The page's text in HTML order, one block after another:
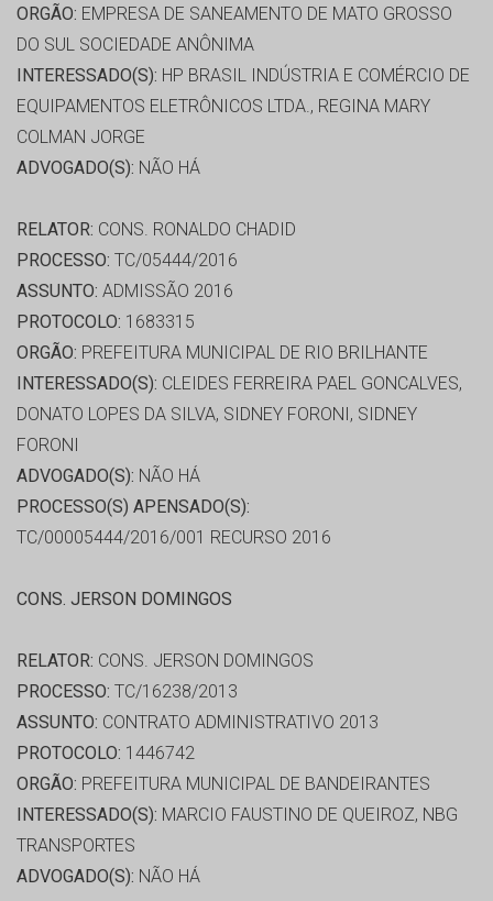
ORGÃO: EMPRESA DE SANEAMENTO DE MATO GROSSO
DO SUL SOCIEDADE ANÔNIMA
INTERESSADO(S): HP BRASIL INDÚSTRIA E COMÉRCIO DE
EQUIPAMENTOS ELETRÔNICOS LTDA., REGINA MARY
COLMAN JORGE
ADVOGADO(S): NÃO HÁ
RELATOR: CONS. RONALDO CHADID
PROCESSO: TC/05444/2016
ASSUNTO: ADMISSÃO 2016
PROTOCOLO: 1683315
ORGÃO: PREFEITURA MUNICIPAL DE RIO BRILHANTE
INTERESSADO(S): CLEIDES FERREIRA PAEL GONCALVES,
DONATO LOPES DA SILVA, SIDNEY FORONI, SIDNEY
FORONI
ADVOGADO(S): NÃO HÁ
PROCESSO(S) APENSADO(S):
TC/00005444/2016/001 RECURSO 2016
CONS. JERSON DOMINGOS
RELATOR: CONS. JERSON DOMINGOS
PROCESSO: TC/16238/2013
ASSUNTO: CONTRATO ADMINISTRATIVO 2013
PROTOCOLO: 1446742
ORGÃO: PREFEITURA MUNICIPAL DE BANDEIRANTES
INTERESSADO(S): MARCIO FAUSTINO DE QUEIROZ, NBG
TRANSPORTES
ADVOGADO(S): NÃO HÁ